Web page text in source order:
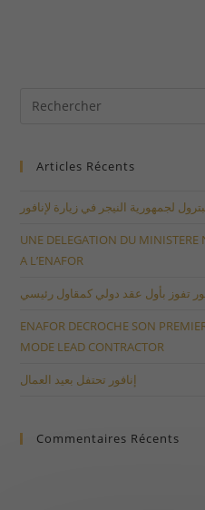
Articles Récents
لجمهورية النيجر في زيارة لإنافور
UNE DELEGATION DU MINISTERE
A L’ENAFOR
تفوز بأول عقد دولي كمقاول رئيسي
ENAFOR DECROCHE SON
MODE LEAD CONTRACTOR
إنافور تحتفل بعيد العمال
Commentaires Récents